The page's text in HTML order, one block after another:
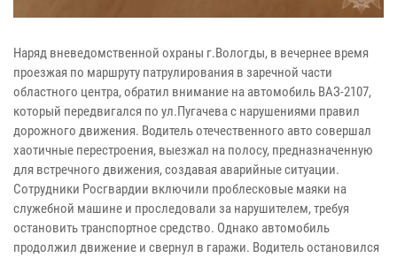
Наряд вневедомственной охраны г.Вологды, в вечернее время
проезжая по маршруту патрулирования в заречной части
областного центра, обратил внимание на автомобиль ВАЗ-2107,
который передвигался по ул.Пугачева с нарушениями правил
дорожного движения. Водитель отечественного авто совершал
хаотичные перестроения, выезжал на полосу, предназначенную
для встречного движения, создавая аварийные ситуации.
Сотрудники Росгвардии включили проблесковые маяки на
служебной машине и проследовали за нарушителем, требуя
остановить транспортное средство. Однако автомобиль
продолжил движение и свернул в гаражи. Водитель остановился